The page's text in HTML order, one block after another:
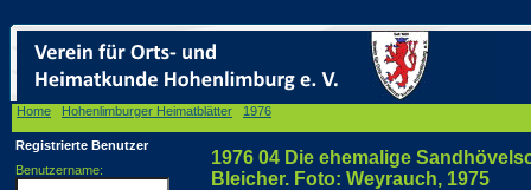
Home Hohenlimburger Heimatblätter 1976
Registrierte Benutzer
Benutzername:
1976 04 Die ehemalige
Bleicher. Foto: Weyrauch, 1975